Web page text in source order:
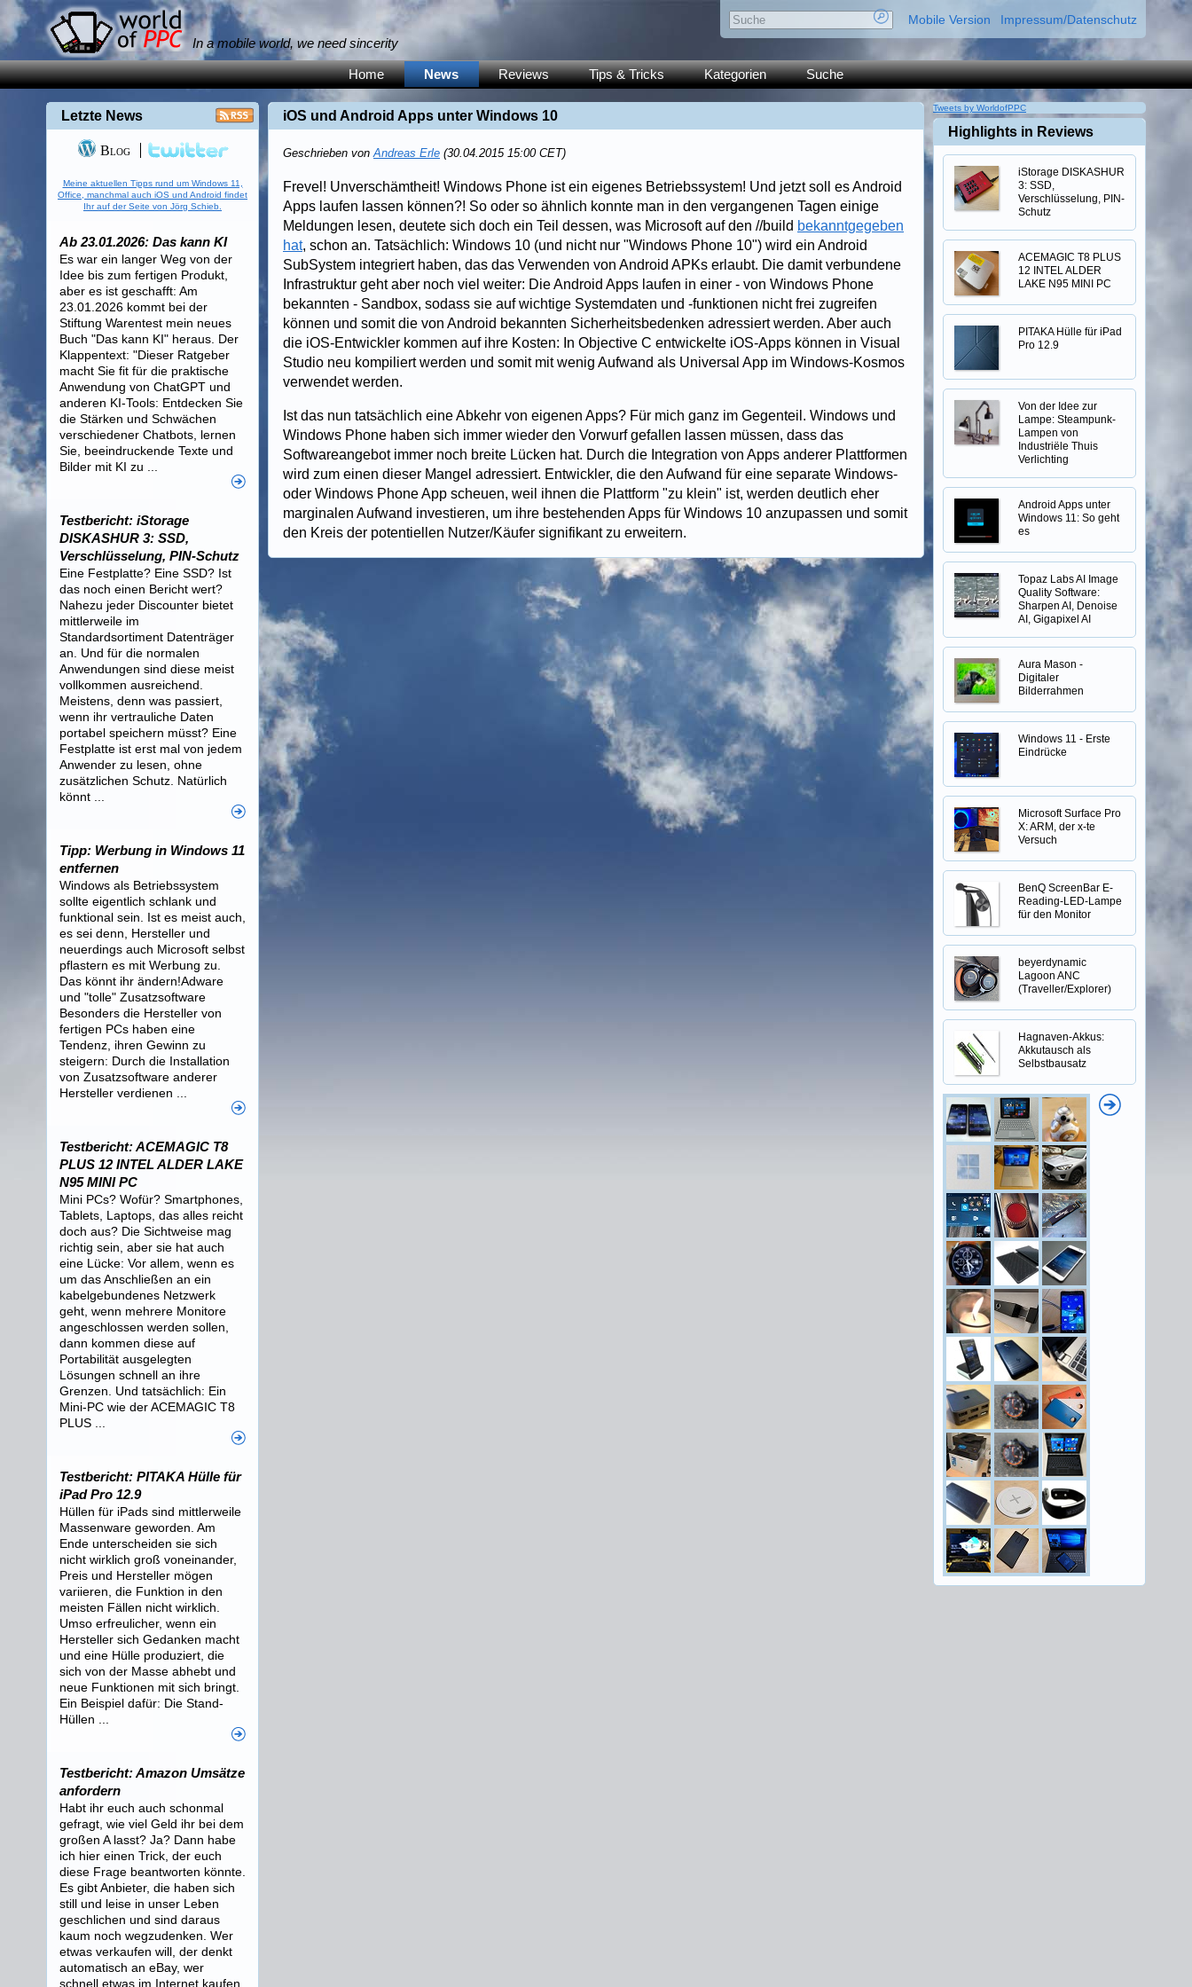
In a mobile world, we need sincerity
Mobile Version Impressum/Datenschutz
Home News Reviews Tips & Tricks Kategorien Suche
iOS und Android Apps unter Windows 10
Geschrieben vonAndreas Erle (30.04.2015 15:00 CET)
Frevel! Unverschämtheit! Windows Phone ist ein eigenes Betriebssystem! Und jetzt soll es Android
Apps laufen lassen können?! So oder so ähnlich konnte man in den vergangenen Tagen einige
Meldungen lesen, deutete sich doch ein Teil dessen, was Microsoft auf den //build bekanntgegeben
hat, schon an. Tatsächlich: Windows 10 (und nicht nur "Windows Phone 10") wird ein Android
SubSystem integriert haben, das das Verwenden von Android APKs erlaubt. Die damit verbundene
Infrastruktur geht aber noch viel weiter: Die Android Apps laufen in einer - von Windows Phone
bekannten - Sandbox, sodass sie auf wichtige Systemdaten und -funktionen nicht frei zugreifen
können und somit die von Android bekannten Sicherheitsbedenken adressiert werden. Aber auch
die iOS-Entwickler kommen auf ihre Kosten: In Objective C entwickelte iOS-Apps können in Visual
Studio neu kompiliert werden und somit mit wenig Aufwand als Universal App im Windows-Kosmos
verwendet werden.
Ist das nun tatsächlich eine Abkehr von eigenen Apps? Für mich ganz im Gegenteil. Windows und
Windows Phone haben sich immer wieder den Vorwurf gefallen lassen müssen, dass das
Softwareangebot immer noch breite Lücken hat. Durch die Integration von Apps anderer Plattformen
wird zum einen dieser Mangel adressiert. Entwickler, die den Aufwand für eine separate Windows-
oder Windows Phone App scheuen, weil ihnen die Plattform "zu klein" ist, werden deutlich eher
marginalen Aufwand investieren, um ihre bestehenden Apps für Windows 10 anzupassen und somit
den Kreis der potentiellen Nutzer/Käufer signifikant zu erweitern.
Letzte News
Blog
Meine aktuellen Tipps rund um Windows 11,
Office, manchmal auch iOS und Android findet
Ihr auf der Seite von Jörg Schieb.
Ab 23.01.2026: Das kann KI
Es war ein langer Weg von der
Idee bis zum fertigen Produkt,
aber es ist geschafft: Am
23.01.2026 kommt bei der
Stiftung Warentest mein neues
Buch "Das kann KI" heraus. Der
Klappentext: "Dieser Ratgeber
macht Sie fit für die praktische
Anwendung von ChatGPT und
anderen KI-Tools: Entdecken Sie
die Stärken und Schwächen
verschiedener Chatbots, lernen
Sie, beeindruckende Texte und
Bilder mit KI zu ...
Testbericht: iStorage
DISKASHUR 3: SSD,
Verschlüsselung, PIN-Schutz
Eine Festplatte? Eine SSD? Ist
das noch einen Bericht wert?
Nahezu jeder Discounter bietet
mittlerweile im
Standardsortiment Datenträger
an. Und für die normalen
Anwendungen sind diese meist
vollkommen ausreichend.
Meistens, denn was passiert,
wenn ihr vertrauliche Daten
portabel speichern müsst? Eine
Festplatte ist erst mal von jedem
Anwender zu lesen, ohne
zusätzlichen Schutz. Natürlich
könnt ...
Tipp: Werbung in Windows 11
entfernen
Windows als Betriebssystem
sollte eigentlich schlank und
funktional sein. Ist es meist auch,
es sei denn, Hersteller und
neuerdings auch Microsoft selbst
pflastern es mit Werbung zu.
Das könnt ihr ändern!Adware
und "tolle" Zusatzsoftware
Besonders die Hersteller von
fertigen PCs haben eine
Tendenz, ihren Gewinn zu
steigern: Durch die Installation
von Zusatzsoftware anderer
Hersteller verdienen ...
Testbericht: ACEMAGIC T8
PLUS 12 INTEL ALDER LAKE
N95 MINI PC
Mini PCs? Wofür? Smartphones,
Tablets, Laptops, das alles reicht
doch aus? Die Sichtweise mag
richtig sein, aber sie hat auch
eine Lücke: Vor allem, wenn es
um das Anschließen an ein
kabelgebundenes Netzwerk
geht, wenn mehrere Monitore
angeschlossen werden sollen,
dann kommen diese auf
Portabilität ausgelegten
Lösungen schnell an ihre
Grenzen. Und tatsächlich: Ein
Mini-PC wie der ACEMAGIC T8
PLUS ...
Testbericht: PITAKA Hülle für
iPad Pro 12.9
Hüllen für iPads sind mittlerweile
Massenware geworden. Am
Ende unterscheiden sie sich
nicht wirklich groß voneinander,
Preis und Hersteller mögen
variieren, die Funktion in den
meisten Fällen nicht wirklich.
Umso erfreulicher, wenn ein
Hersteller sich Gedanken macht
und eine Hülle produziert, die
sich von der Masse abhebt und
neue Funktionen mit sich bringt.
Ein Beispiel dafür: Die Stand-
Hüllen ...
Testbericht: Amazon Umsätze
anfordern
Habt ihr euch auch schonmal
gefragt, wie viel Geld ihr bei dem
großen A lasst? Ja? Dann habe
ich hier einen Trick, der euch
diese Frage beantworten könnte.
Es gibt Anbieter, die haben sich
still und leise in unser Leben
geschlichen und sind daraus
kaum noch wegzudenken. Wer
etwas verkaufen will, der denkt
automatisch an eBay, wer
schnell etwas im Internet kaufen
Tweets by WorldofPPC
Highlights in Reviews
iStorage DISKASHUR
3: SSD,
Verschlüsselung, PIN-
Schutz
ACEMAGIC T8 PLUS
12 INTEL ALDER
LAKE N95 MINI PC
PITAKA Hülle für iPad
Pro 12.9
Von der Idee zur
Lampe: Steampunk-
Lampen von
Industriële Thuis
Verlichting
Android Apps unter
Windows 11: So geht
es
Topaz Labs AI Image
Quality Software:
Sharpen AI, Denoise
AI, Gigapixel AI
Aura Mason -
Digitaler
Bilderrahmen
Windows 11 - Erste
Eindrücke
Microsoft Surface Pro
X: ARM, der x-te
Versuch
BenQ ScreenBar E-
Reading-LED-Lampe
für den Monitor
beyerdynamic
Lagoon ANC
(Traveller/Explorer)
Hagnaven-Akkus:
Akkutausch als
Selbstbausatz